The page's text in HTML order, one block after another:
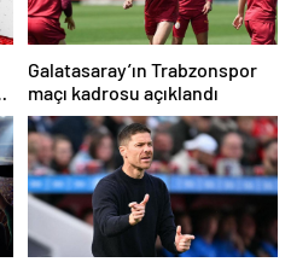
Galatasaray’ın Trabzonspor
maçı kadrosu açıklandı